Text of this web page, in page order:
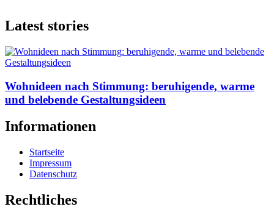
Latest stories
Wohnideen nach Stimmung: beruhigende, warme
und belebende Gestaltungsideen
Informationen
Startseite
Impressum
Datenschutz
Rechtliches